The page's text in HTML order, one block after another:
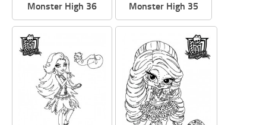
Monster High 36 Monster High 35